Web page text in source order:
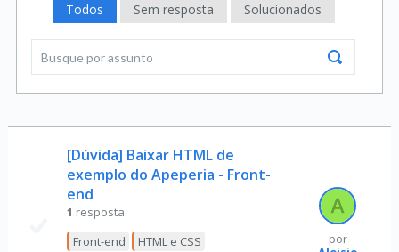
Todos Sem resposta Solucionados
[Dúvida] Baixar HTML de
exemplo do Apeperia - Front-
end
1 resposta
Front-end
HTML e CSS
por